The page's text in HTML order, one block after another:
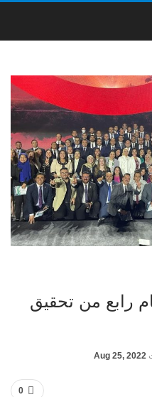
رابع من تحقيق
Aug 25, 2022
0